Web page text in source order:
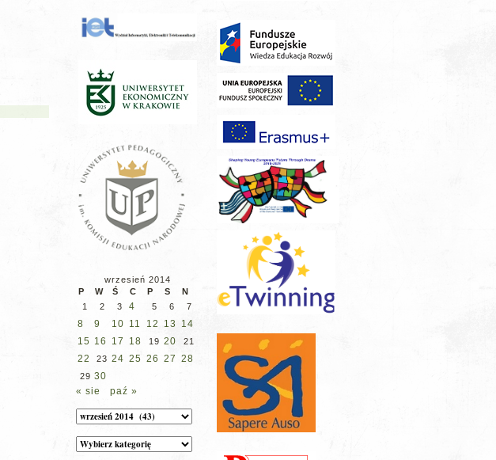
wrzesień 2014
P
W Ś C P S
N
1
2 3 4 5 6 7
8 9 10 11 12 13 14
15 16 17 18 19 20 21
22 23 24 25 26 27 28
29 30
« sie
paź »
Archiwum
Kategorie
wpisów